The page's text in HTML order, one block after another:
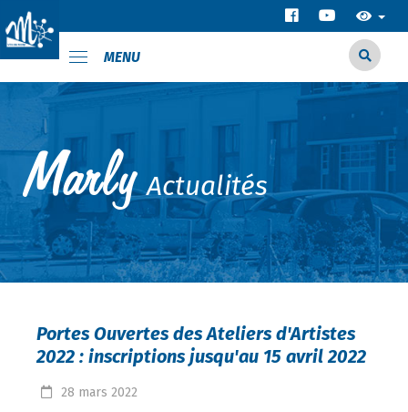
MENU
Actualités
Portes Ouvertes des Ateliers d'Artistes
2022 : inscriptions jusqu'au 15 avril 2022
28 mars 2022